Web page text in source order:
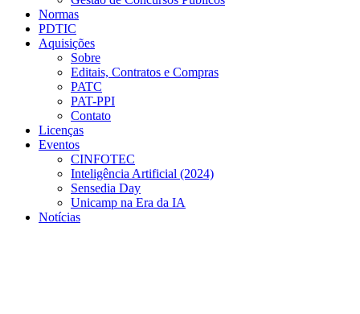
Normas
PDTIC
Aquisições
Sobre
Editais, Contratos e Compras
PATC
PAT-PPI
Contato
Licenças
Eventos
CINFOTEC
Inteligência Artificial (2024)
Sensedia Day
Unicamp na Era da IA
Notícias